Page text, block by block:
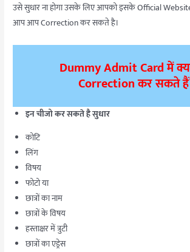
उसे सुधार ना होगा उसके लिए आपको इसके Official Website
आप आप Correction कर सकते है।
Dummy Admit Card में
Correction कर सकते
इन चीजो कर सकते है सुधार
कोटि
लिंग
विषय
फोटो या
छात्रों का नाम
छात्रों के विषय
हस्ताक्षर में त्रुटी
छात्रों का एड्रेस